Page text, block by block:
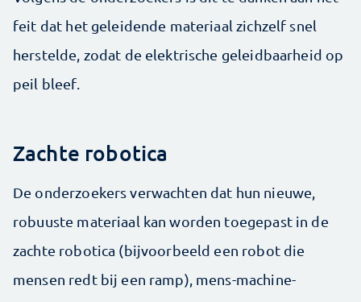
feit dat het geleidende materiaal zichzelf snel
herstelde, zodat de elektrische geleidbaarheid op
peil bleef.
Zachte robotica
De onderzoekers verwachten dat hun nieuwe,
robuuste materiaal kan worden toegepast in de
zachte robotica (bijvoorbeeld een robot die
mensen redt bij een ramp), mens-machine-